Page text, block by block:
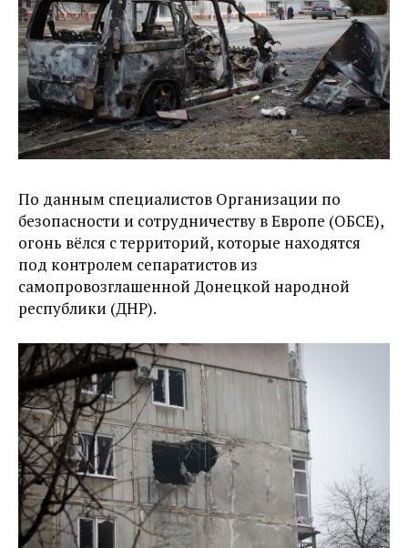
По данным специалистов Организации по
безопасности и сотрудничеству в Европе (ОБСЕ),
огонь вёлся с территорий, которые находятся
под контролем сепаратистов из
самопровозглашенной Донецкой народной
республики (ДНР).